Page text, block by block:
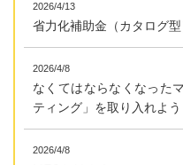
2026/4/13
省力化補助金（カタログ
2026/4/8
なくてはならなくなった
ティング」を取り入れよう
2026/4/8